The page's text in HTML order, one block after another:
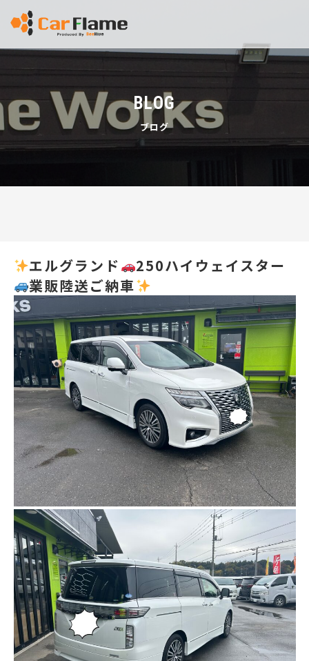
BLOG
ブログ
エルグランド
250ハイウェイスター
業販陸送ご納車